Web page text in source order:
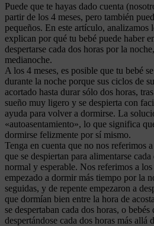
Puede que te hayas dado cuenta
partir de los 4 meses, pero también
pequeños. En este artículo, analizamos
explican por qué tu bebé puede haber
despertarse cada dos horas por la
medianoche.
A los 4 meses, es posible que tu bebé
durante la noche porque sus ciclos de
acortado hasta durar sólo dos horas,
sueño muy ligero y se despierta con
ayuda para volver a dormirse. La
«autoasentamiento», lo que significa
dormirse felizmente por sí mismo.
Tenga en cuenta que no nos referimos
que se despiertan para alimentarse
normal y esperable. Nos referimos a
empezado a dormir más tiempo por la
seguidas, y de repente empezaron a
que dormían bien entre la hora de
se despertaban cada dos horas, o
despertándose cada dos horas más allá